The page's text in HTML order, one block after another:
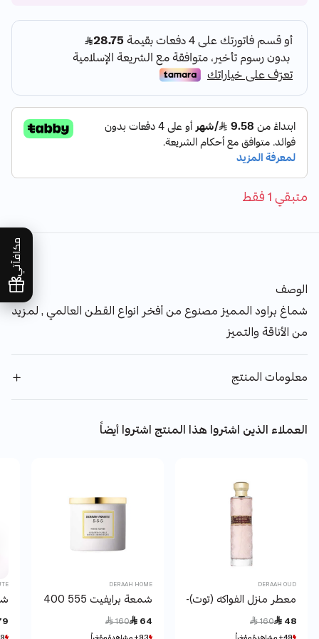
مكافآتي
متبقي 1 فقط
الوصف
شماغ براود المميز مصنوع من أفخر انواع القطن العالمي , لمزيد
من الأناقة والتميز
معلومات المنتج
العملاء الذين اشتروا هذا المنتج اشتروا أيضاً
DERAAH OUD
معطر منزل الفواكه (توت)-250 مل
 48
Price reduced from
 160
DERAAH HOME
شمعة برايفيت 555 400 جرام
 64
Price reduced from
 160